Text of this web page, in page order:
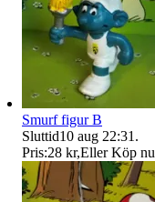
Smurf figur B
Sluttid10 aug 22:31 .
Pris:28 kr,Eller Köp nu